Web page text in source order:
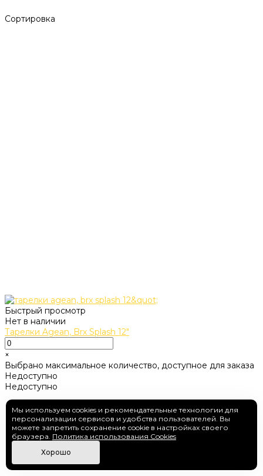
Сортировка
Быстрый просмотр
Нет в наличии
Тарелки Agean, Brx Splash 12"
×
Выбрано максимальное количество, доступное для заказа
Недоступно
Недоступно
Мы используем cookies и рекомендательные технологии для
персонализации сервисов и удобства пользователей. Вы
можете запретить сохранение cookie в настройках своего
браузера. Политика использования Cookies
Хорошо